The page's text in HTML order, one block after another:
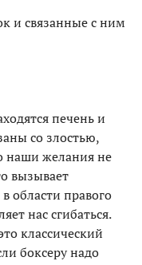
и связанные с ним
печень и
со злостью,
наши желания не
вызывает
области правого
нас сгибаться.
классический
боксеру надо